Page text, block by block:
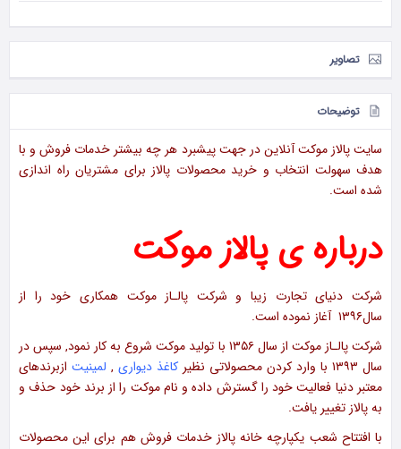
تصاویر
توضیحات
سایت پالاز موکت آنلاین در جهت پیشبرد هر چه بیشتر خدمات فروش و با
هدف سهولت انتخاب و خرید محصولات پالاز برای مشتریان راه اندازی
شده است.
درباره ی پالاز موکت
شرکت دنیای تجارت زیبا و شرکت پالـاز موکت همکاری خود را از
سال۱۳۹۶ آغاز نموده است.
شرکت پالـاز موکت از سال ۱۳۵۶ با تولید موکت شروع به کار نمود‚ سپس در
سال ۱۳۹۳ با وارد کردن محصولاتی نظیر
کاغذ دیواری ‚ لمینیت ازبرندهای
معتبر دنیا فعالیت خود را گسترش داده و نام موکت را از برند خود حذف و
به پالاز تغییر یافت.
با افتتاح شعب یکپارچه خانه پالاز خدمات فروش هم برای این محصولات